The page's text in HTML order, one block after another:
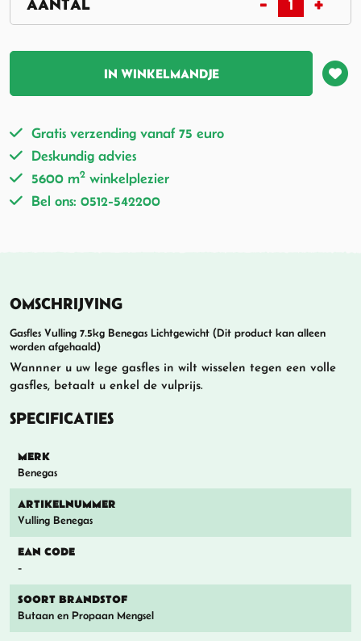
IN WINKELMANDJE
Gratis verzending vanaf 75 euro
Deskundig advies
5600 m2 winkelplezier
Bel ons: 0512-542200
OMSCHRIJVING
Gasfles Vulling 7.5kg Benegas Lichtgewicht (Dit product kan alleen
worden afgehaald)
Wannner u uw lege gasfles in wilt wisselen tegen een volle
gasfles, betaalt u enkel de vulprijs.
SPECIFICATIES
MERK
Benegas
ARTIKELNUMMER
Vulling Benegas
EAN CODE
-
SOORT BRANDSTOF
Butaan en Propaan Mengsel